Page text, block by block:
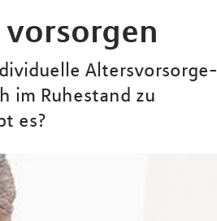
Altersvorsorge-
im Ruhestand zu
es?